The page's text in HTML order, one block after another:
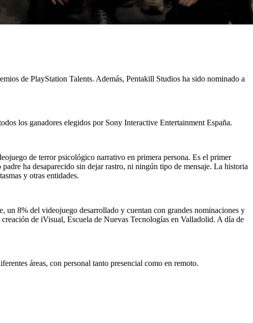
de PlayStation Talents. Además, Pentakill Studios ha sido nominado a
los ganadores elegidos por Sony Interactive Entertainment España.
de terror psicológico narrativo en primera persona. Es el primer
ha desaparecido sin dejar rastro, ni ningún tipo de mensaje. La historia
y otras entidades.
un 8% del videojuego desarrollado y cuentan con grandes nominaciones y
de iVisual, Escuela de Nuevas Tecnologías en Valladolid. A día de
áreas, con personal tanto presencial como en remoto.